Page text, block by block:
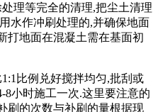
理等完全的清理,把尘土清理
水作冲刷处理的,并确保地面
打地面在混凝土需在基面初
1:1 比例兑好搅拌均匀,批刮或
8小时施工一次.这里要注意的
刷的次数与补刷的量根据现